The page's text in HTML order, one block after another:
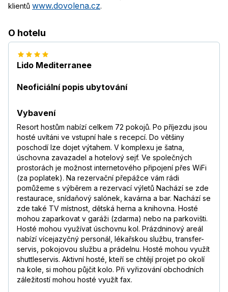
klientů www.dovolena.cz.
O hotelu
Lido Mediterranee
Neoficiální popis ubytování
Vybavení
Resort hostům nabízí celkem 72 pokojů. Po příjezdu jsou
hosté uvítáni ve vstupní hale s recepcí. Do většiny
poschodí lze dojet výtahem. V komplexu je šatna,
úschovna zavazadel a hotelový sejf. Ve společných
prostorách je možnost internetového připojení přes WiFi
(za poplatek). Na rezervační přepážce vám rádi
pomůžeme s výběrem a rezervací výletů Nachází se zde
restaurace, snídaňový salónek, kavárna a bar. Nachází se
zde také TV místnost, dětská herna a knihovna. Hosté
mohou zaparkovat v garáži (zdarma) nebo na parkovišti.
Hosté mohou využívat úschovnu kol. Prázdninový areál
nabízí vícejazyčný personál, lékařskou službu, transfer-
servis, pokojovou službu a prádelnu. Hosté mohou využít
shuttleservis. Aktivní hosté, kteří se chtějí projet po okolí
na kole, si mohou půjčit kolo. Při vyřizování obchodních
záležitostí mohou hosté využít fax.